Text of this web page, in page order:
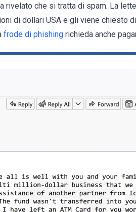
rivelato che si tratta di spam. La
di dollari USA e gli viene chiesto
frode di phishing richieda anche